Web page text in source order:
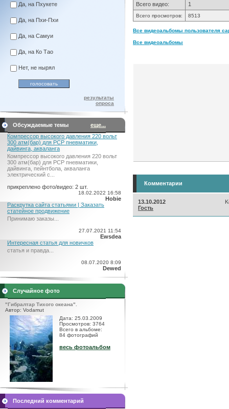
Да, на Пхукете
Да, на Пхи-Пхи
Да, на Самуи
Да, на Ко Тао
Нет, не нырял
результаты
опроса
Обсуждаемые темы
еще...
Компрессор высокого давления 220 вольт
300 атм(бар) для PCP пневматики,
дайвинга, акваланга
Компрессор высокого давления 220 вольт
300 атм(бар) для PCP пневматики,
дайвинга, пейнтбола, акваланга
электрический c...
прикреплено фото/видео: 2 шт.
18.02.2022 16:58
Hobie
Раскрутка сайта статьями | Заказать
статейное продвижение
Принимаю заказы...
27.07.2021 11:54
Ewsdea
Интересная статья для новичков
статья и правда...
08.07.2020 8:09
Dewed
Случайное фото
"Гибралтар Тихого океана".
Автор: Vodamut
Дата: 25.03.2009
Просмотров: 3764
Всего в альбоме:
84 фотографий
весь фотоальбом
Последний комментарий
Всего видео:
1
Всего просмотров: 8513
Все видеоальбомы пользователя
Все видеоальбомы
Комментарии
13.10.2012
Гость